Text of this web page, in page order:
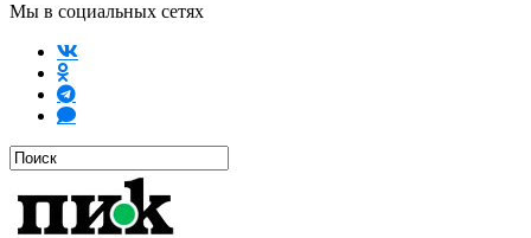
Мы в социальных сетях